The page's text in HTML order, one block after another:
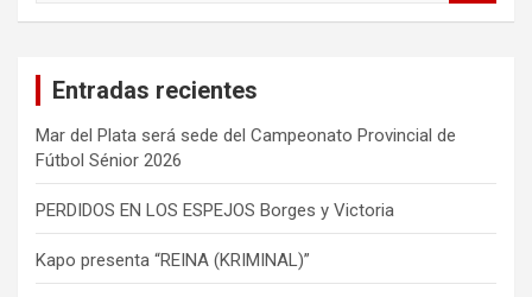
Entradas recientes
Mar del Plata será sede del Campeonato Provincial de
Fútbol Sénior 2026
PERDIDOS EN LOS ESPEJOS Borges y Victoria
Kapo presenta “REINA (KRIMINAL)”